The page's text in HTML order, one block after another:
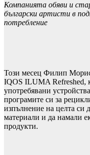
Компанията обяви и
български артисти в
потребление
Този месец Филип
IQOS ILUMA Refreshed,
употребявани
програмите си за
изпълнение на целта си
материали и да намали
продукти.